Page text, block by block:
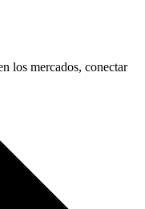
los mercados, conectar